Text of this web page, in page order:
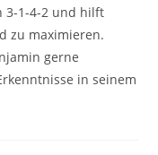
3-1-4-2 und hilft
zu maximieren.
gerne
in seinem